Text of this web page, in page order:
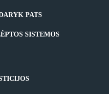
PATS
SISTEMOS